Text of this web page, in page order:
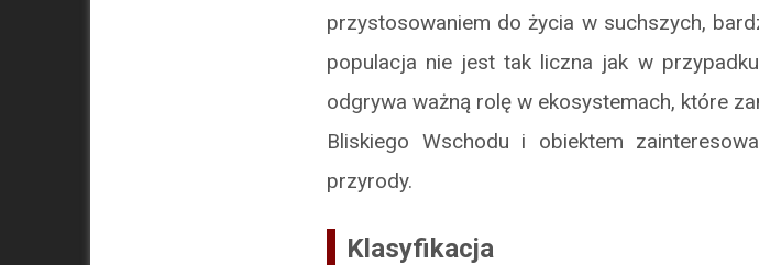
przystosowaniem do życia w suchszych,
populacja nie jest tak liczna jak w
odgrywa ważną rolę w ekosystemach, które
Bliskiego Wschodu i obiektem
przyrody.
Klasyfikacja